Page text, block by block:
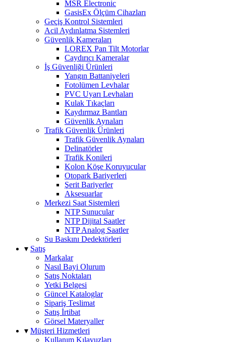
MSR Electronic
GasisEx Ölçüm Cihazları
Geçiş Kontrol Sistemleri
Acil Aydınlatma Sistemleri
Güvenlik Kameraları
LOREX Pan Tilt Motorlar
Caydırıcı Kameralar
İş Güvenliği Ürünleri
Yangın Battaniyeleri
Fotolümen Levhalar
PVC Uyarı Levhaları
Kulak Tıkaçları
Kaydırmaz Bantları
Güvenlik Aynaları
Trafik Güvenlik Ürünleri
Trafik Güvenlik Aynaları
Delinatörler
Trafik Konileri
Kolon Köşe Koruyucular
Otopark Bariyerleri
Şerit Bariyerler
Aksesuarlar
Merkezi Saat Sistemleri
NTP Sunucular
NTP Dijital Saatler
NTP Analog Saatler
Su Baskını Dedektörleri
▾ Satış
Markalar
Nasıl Bayi Olurum
Satış Noktaları
Yetki Belgesi
Güncel Kataloglar
Sipariş Teslimat
Satış İrtibat
Görsel Materyaller
▾ Müşteri Hizmetleri
Kullanım Kılavuzları